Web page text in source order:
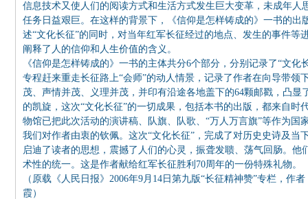
信息技术又使人们的阅读方式和生活方式发生巨大变革，未成年
任务日益艰巨。在这样的背景下，《信仰是怎样铸成的》一书的出
述“文化长征”的同时，对当年红军长征经过的地点、发生的事件
阐释了人的信仰和人生价值的含义。
《信仰是怎样铸成的》一书的主体共分6个部分，分别记录了“文
专程赶来重走长征路上“会师”的动人情景，记录了作者在向导带领
茂、声情并茂、义理并茂，并印有沿途各地盖下的64颗邮戳，凸
的凯旋，这次“文化长征”的一切成果，包括本书的出版，都来自
物馆已把此次活动的演讲稿、队旗、队歌、“万人万言旗”等作为国
我们对作者由衷的钦佩。这次“文化长征”，完成了对历史史诗及
启迪了读者的思想，震撼了人们的心灵，振聋发聩、荡气回肠。
术性的统一。这是作者献给红军长征胜利70周年的一份特殊礼物。
（原载《人民日报》2006年9月14日第九版“长征精神赞”专栏，
霞）